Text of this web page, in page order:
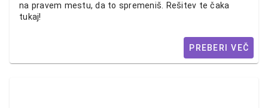
na pravem mestu, da to spremeniš. Rešitev te čaka
tukaj!
PREBERI VEČ